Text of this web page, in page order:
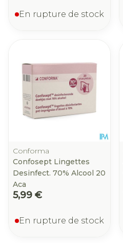
En rupture de stock
Conforma
Confosept Lingettes
Desinfect. 70% Alcool 20
Aca
5,99 €
En rupture de stock